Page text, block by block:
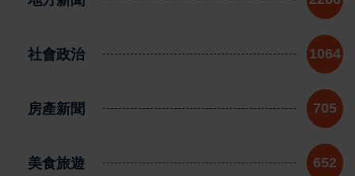
社會政治 1064
房產新聞 705
美食旅遊 652